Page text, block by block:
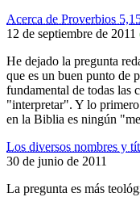
Acerca de Proverbios
12 de septiembre de 2011
He dejado la pregunta
que es un buen punto de
fundamental de todas las
"interpretar". Y lo primero
en la Biblia es ningún
Los diversos nombres y
30 de junio de 2011
La pregunta es más